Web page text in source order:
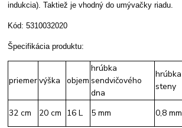
indukcia). Taktiež je vhodný do umývačky riadu.
Kód: 5310032020
Špecifikácia produktu:
priemervýška objem
hrúbka
sendvičového
dna
hrúbka
steny
32 cm 20 cm 16 L 5 mm 0,8 mm